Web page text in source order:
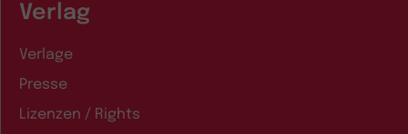
Verlag
Verlage
Presse
Lizenzen / Rights